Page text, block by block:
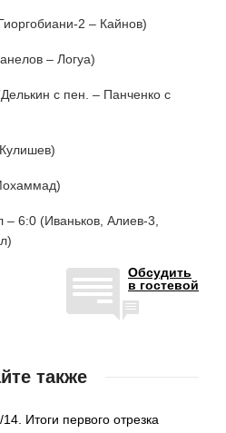
2 – Кайнов)
– Логуа)
с пен. – Панченко с
6:0 (Иваньков, Алиев-3,
Обсудить
в гостевой
также
Итоги первого отрезка